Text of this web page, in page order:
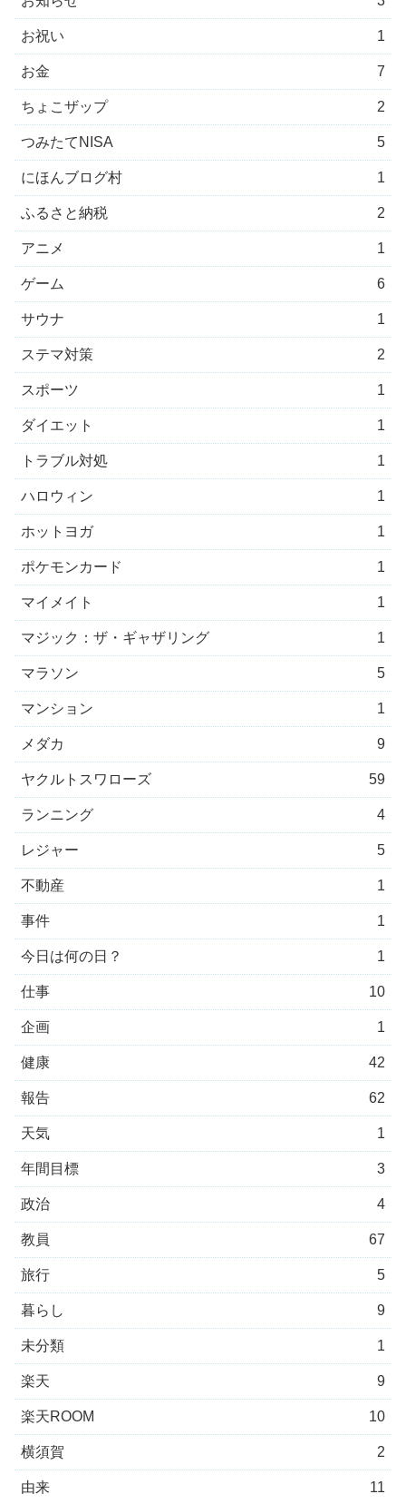
お祝い 1
お金 7
ちょこザップ 2
つみたてNISA 5
にほんブログ村 1
ふるさと納税 2
アニメ 1
ゲーム 6
サウナ 1
ステマ対策 2
スポーツ 1
ダイエット 1
トラブル対処 1
ハロウィン 1
ホットヨガ 1
ポケモンカード 1
マイメイト 1
マジック：ザ・ギャザリング 1
マラソン 5
マンション 1
メダカ 9
ヤクルトスワローズ 59
ランニング 4
レジャー 5
不動産 1
事件 1
今日は何の日？ 1
仕事 10
企画 1
健康 42
報告 62
天気 1
年間目標 3
政治 4
教員 67
旅行 5
暮らし 9
未分類 1
楽天 9
楽天ROOM 10
横須賀 2
由来 11